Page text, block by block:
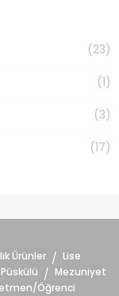
(23)
(1)
(3)
(17)
Ürünler / Lise
/ Mezuniyet
Öğrenci